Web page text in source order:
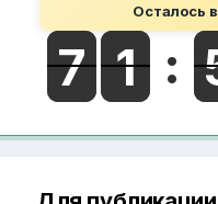
Осталось